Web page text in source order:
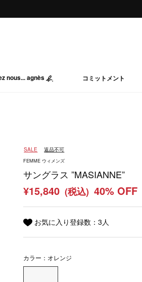
nous... agnès コミットメント
SALE 返品不可
FEMME ウィメンズ
サングラス ”MASIANNE”
¥15,840 (税込) 40% OFF
お気に入り登録数：3人
カラー：オレンジ